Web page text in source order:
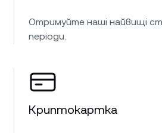
Отримуйте наші найвищі
періоди.
Криптокартка